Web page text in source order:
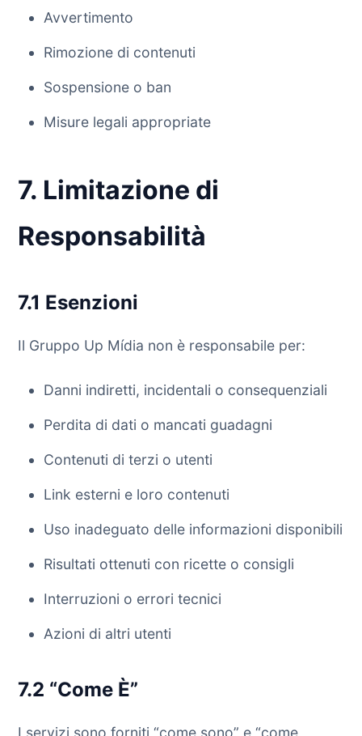
Avvertimento
Rimozione di contenuti
Sospensione o ban
Misure legali appropriate
7. Limitazione di
Responsabilità
7.1 Esenzioni
Il Gruppo Up Mídia non è responsabile per:
Danni indiretti, incidentali o consequenziali
Perdita di dati o mancati guadagni
Contenuti di terzi o utenti
Link esterni e loro contenuti
Uso inadeguato delle informazioni disponibili
Risultati ottenuti con ricette o consigli
Interruzioni o errori tecnici
Azioni di altri utenti
7.2 “Come È”
I servizi sono forniti “come sono” e “come